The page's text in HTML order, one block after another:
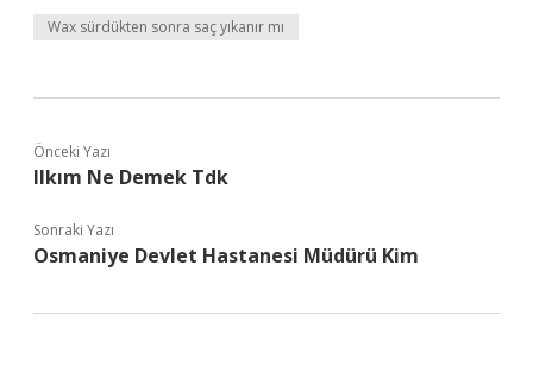
Wax sürdükten sonra saç yıkanır mı
Önceki Yazı
Ilkım Ne Demek Tdk
Sonraki Yazı
Osmaniye Devlet Hastanesi Müdürü Kim